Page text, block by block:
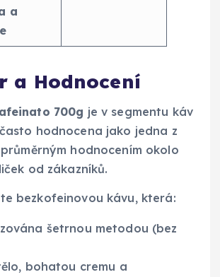
a
a Hodnocení
700g je v segmentu káv
hodnocena jako jedna z
hodnocením okolo
od zákazníků.
bezkofeinovou kávu, která:
šetrnou metodou (bez
bohatou cremu a